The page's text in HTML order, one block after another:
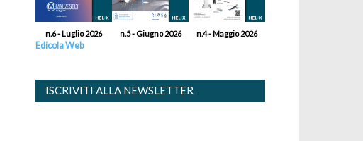
n.6 - Luglio 2026 n.5 - Giugno 2026 n.4 - Maggio 2026
Edicola Web
ISCRIVITI ALLA NEWSLETTER